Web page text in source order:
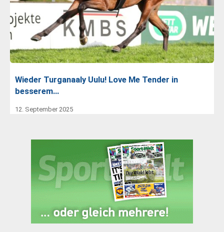
Wieder Turganaaly Uulu! Love Me Tender in
besserem…
12. September 2025